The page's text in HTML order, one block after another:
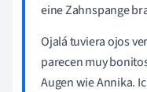
eine Zahnspange
Ojalátuvieraojos
parecenmuyb
Augen wie Annika.